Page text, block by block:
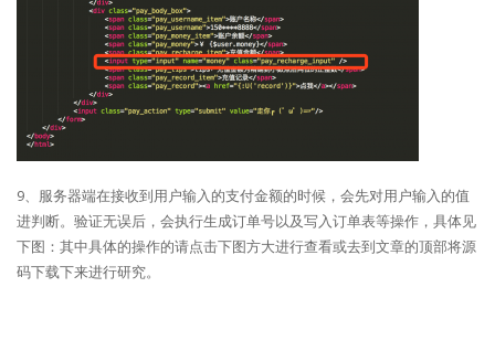
9、服务器端在接收到用户输入的支付金额的时候，会先对用户输入的值
进判断。验证无误后，会执行生成订单号以及写入订单表等操作，具体见
下图：其中具体的操作的请点击下图方大进行查看或去到文章的顶部将源
码下载下来进行研究。